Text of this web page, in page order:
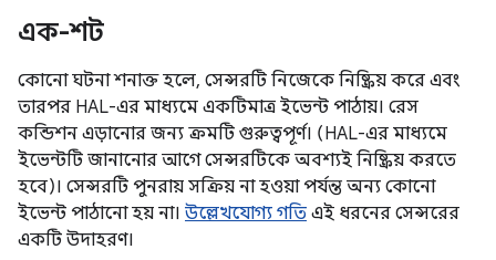
এক-শট
কোনো ঘটনা শনাক্ত হলে, সেন্সরটি নিজেকে নিষ্ক্রিয় করে এবং
তারপর HAL-এর মাধ্যমে একটিমাত্র ইভেন্ট পাঠায়। রেস
কন্ডিশন এড়ানোর জন্য ক্রমটি গুরুত্বপূর্ণ। (HAL-এর মাধ্যমে
ইভেন্টটি জানানোর আগে সেন্সরটিকে অবশ্যই নিষ্ক্রিয় করতে
হবে)। সেন্সরটি পুনরায় সক্রিয় না হওয়া পর্যন্ত অন্য কোনো
ইভেন্ট পাঠানো হয় না। উল্লেখযোগ্য গতি এই ধরনের সেন্সরের
একটি উদাহরণ।